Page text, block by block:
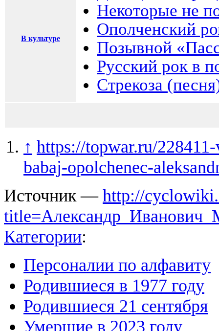
В культуре
Некоторые не
Ополченский
Позывной
Русский рок в
Стрекоза
↑ https://topwar.ru/
babaj-opolchenec-
Источник — http://
Категории:
Персоналии по алфавиту
Родившиеся в 1977 году
Родившиеся 21 сентября
Умершие в 2023 году